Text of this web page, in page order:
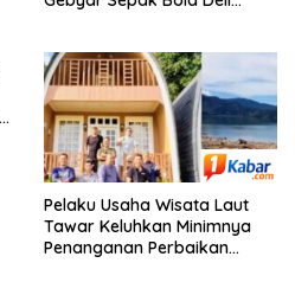
Pelaku Usaha Wisata Laut
Tawar Keluhkan Minimnya
Penanganan Perbaikan